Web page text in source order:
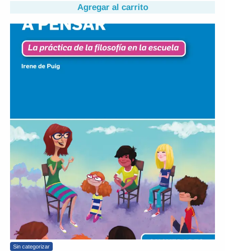
Agregar al carrito
Sin categorizar